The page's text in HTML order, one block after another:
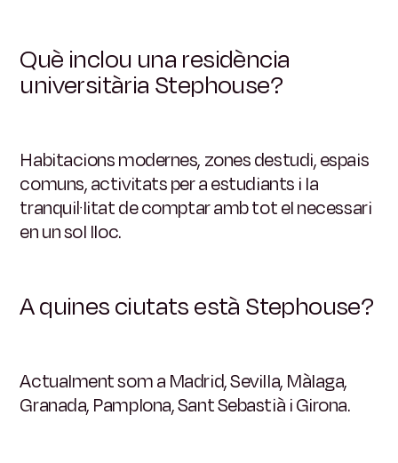
Què inclou una residència
universitària Stephouse?
Habitacions modernes, zones destudi, espais
comuns, activitats per a estudiants i la
tranquil·litat de comptar amb tot el necessari
en un sol lloc.
A quines ciutats està Stephouse?
Actualment som a Madrid, Sevilla, Màlaga,
Granada, Pamplona, ​​Sant Sebastià i Girona.